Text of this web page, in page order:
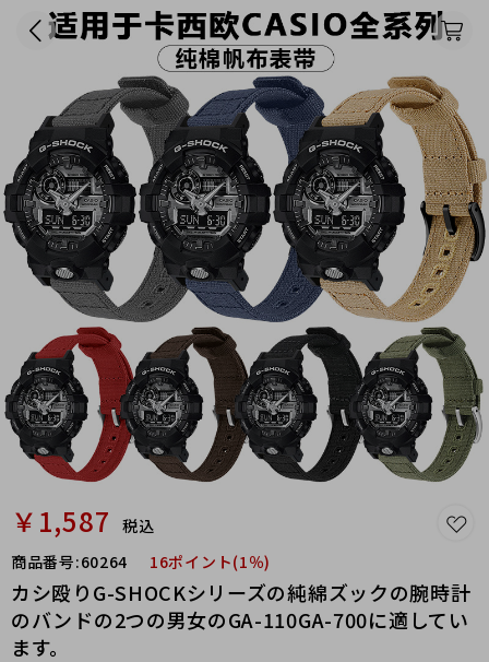
￥1,587
税込
商品番号:60264 16ポイント(1％)
カシ殴りG-SHOCKシリーズの純綿ズックの腕時計
のバンドの2つの男女のGA-110GA-700に適してい
ます。